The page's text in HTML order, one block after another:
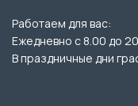
Работаем для вас:
Ежедневно с 8.00 до
В праздничные дни